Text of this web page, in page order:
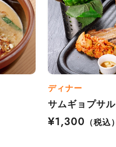
ディナー
サムギョプサル
¥1,300
（税込）